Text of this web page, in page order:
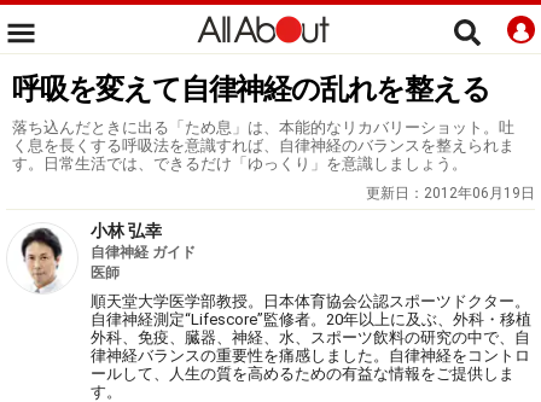
呼吸を変えて自律神経の乱れを整える
落ち込んだときに出る「ため息」は、本能的なリカバリーショット。吐
く息を長くする呼吸法を意識すれば、自律神経のバランスを整えられま
す。日常生活では、できるだけ「ゆっくり」を意識しましょう。
更新日： 2012年06月19日
小林 弘幸
自律神経 ガイド
医師
順天堂大学医学部教授。日本体育協会公認スポーツドクター。
自律神経測定“Lifescore”監修者。20年以上に及ぶ、外科・移植
外科、免疫、臓器、神経、水、スポーツ飲料の研究の中で、自
律神経バランスの重要性を痛感しました。自律神経をコントロ
ールして、人生の質を高めるための有益な情報をご提供しま
す。